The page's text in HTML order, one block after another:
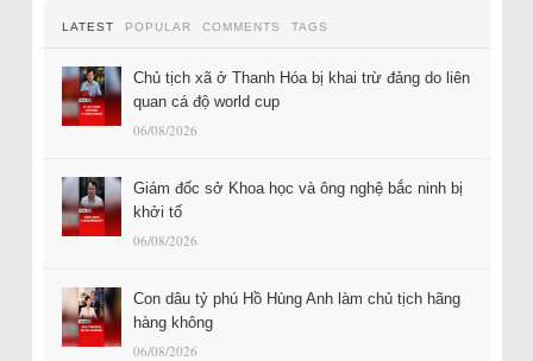
LATEST POPULAR COMMENTS TAGS
Chủ tịch xã ở Thanh Hóa bị khai trừ đảng do liên
quan cá độ world cup
06/08/2026
Giám đốc sở Khoa học và ông nghệ bắc ninh bị
khởi tố
06/08/2026
Con dâu tỷ phú Hồ Hùng Anh làm chủ tịch hãng
hàng không
06/08/2026